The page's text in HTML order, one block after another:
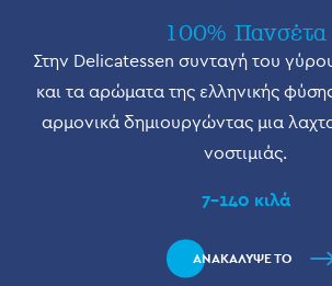
100% Πανσέτα
Στην Delicatessen συνταγή του
και τα αρώματα της ελληνικής
αρμονικά δημιουργώντας μια
νοστιμιάς.
7-140 κιλά
ΑΝΑΚΑΛΥΨΕ ΤΟ